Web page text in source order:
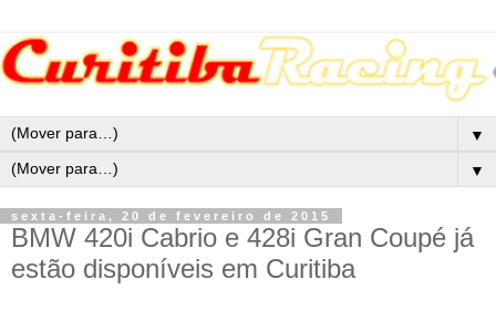
▼
▼
sexta-feira, 20 de fevereiro de 2015
BMW 420i Cabrio e 428i Gran Coupé já
estão disponíveis em Curitiba